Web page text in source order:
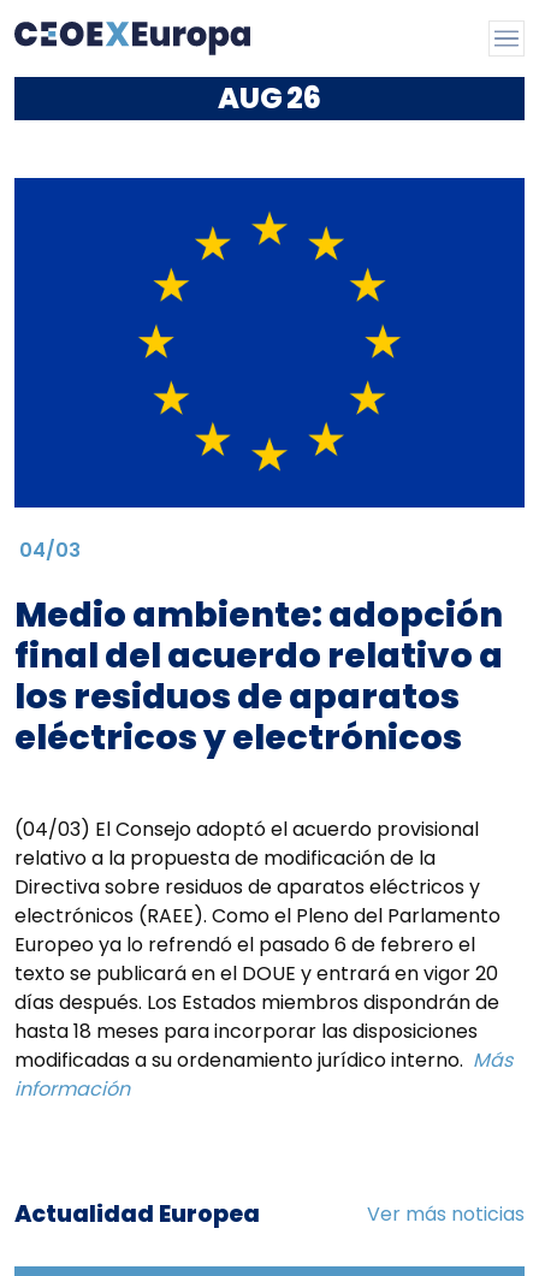
AUG26
04/03
Medio ambiente: adopción
final del acuerdo relativo a
los residuos de aparatos
eléctricos y electrónicos
(04/03) El Consejo adoptó el acuerdo provisional
relativo a la propuesta de modificación de la
Directiva sobre residuos de aparatos eléctricos y
electrónicos (RAEE). Como el Pleno del Parlamento
Europeo ya lo refrendó el pasado 6 de febrero el
texto se publicará en el DOUE y entrará en vigor 20
días después. Los Estados miembros dispondrán de
hasta 18 meses para incorporar las disposiciones
modificadas a su ordenamiento jurídico interno. Más
información
Actualidad Europea Ver más noticias